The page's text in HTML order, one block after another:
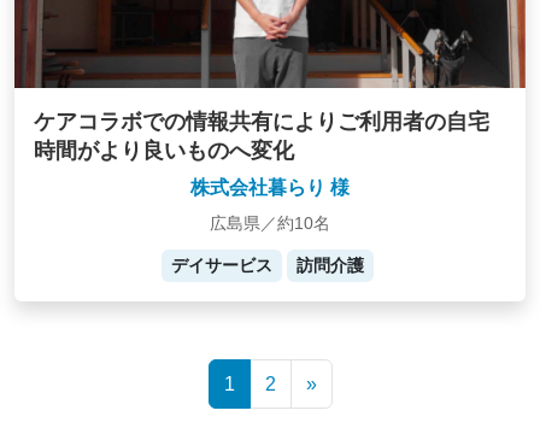
ケアコラボでの情報共有によりご利用者の自宅
時間がより良いものへ変化
株式会社暮らり 様
広島県／約10名
デイサービス 訪問介護
1 2 »